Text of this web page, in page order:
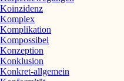
Koinzidenz
Komplex
Komplikation
Kompossibel
Konzeption
Konklusion
Konkret-allgemein